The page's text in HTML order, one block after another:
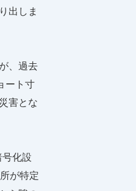
出しま
、過去
ート寸
害とな
化設
が特定